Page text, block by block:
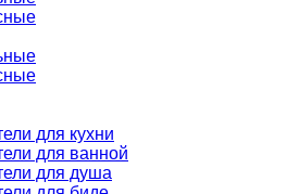
для кухни
для ванной
для душа